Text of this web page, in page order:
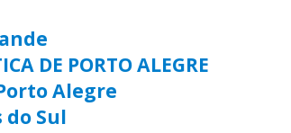
DE PORTO ALEGRE
Alegre
do Sul